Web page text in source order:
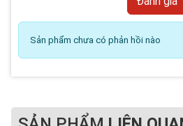
Sản phẩm chưa có phản hồi nào